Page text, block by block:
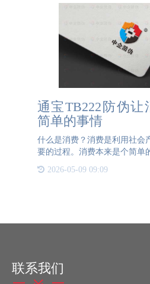
通宝TB222防伪
简单的事情
什么是消费？消费是利用社会
要的过程。消费本来是个简单
随着社会的快速发展，各种各
2026-05-09 09:09
联系我们